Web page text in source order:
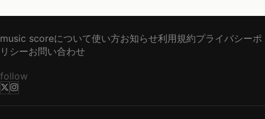
music scoreについて使い方お知らせ利用規約プライバシーポ
リシーお問い合わせ
follow